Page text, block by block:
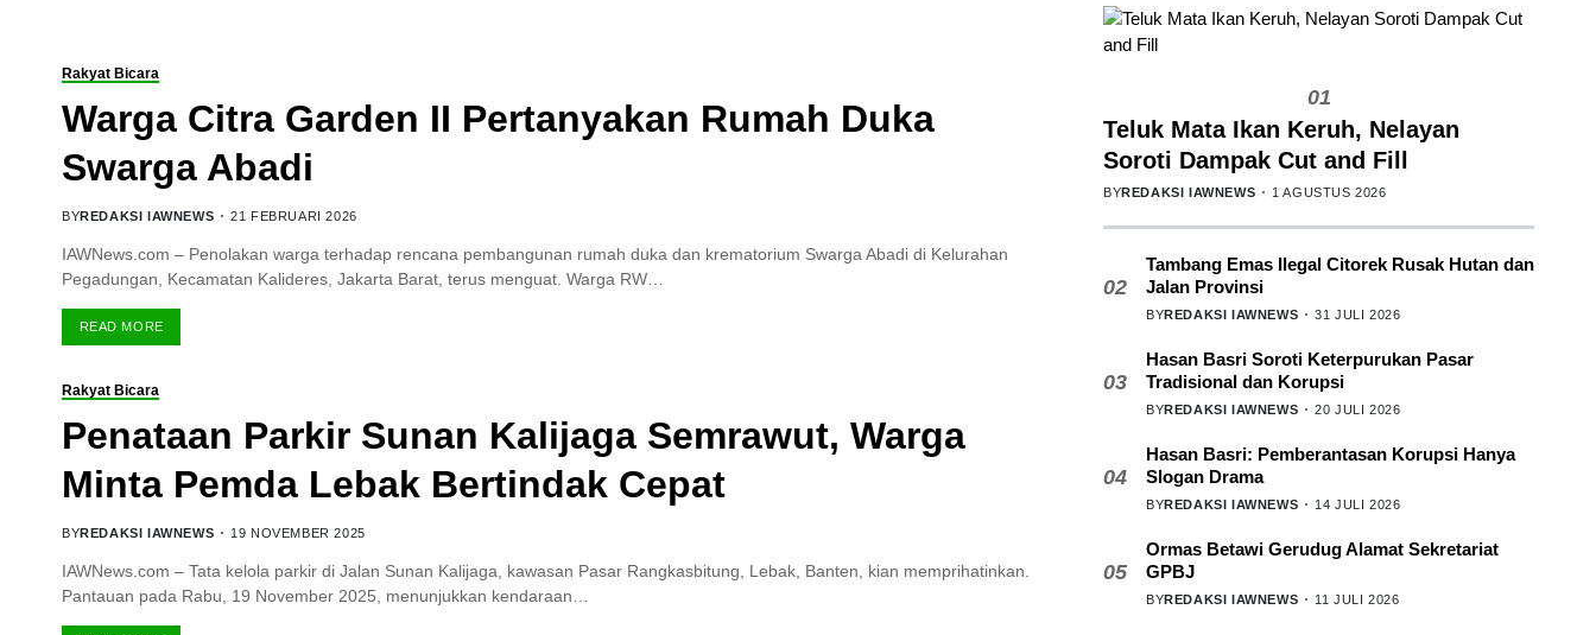
Rakyat Bicara
Warga Citra Garden II Pertanyakan Rumah Duka
Swarga Abadi
BYREDAKSI IAWNEWS 21 FEBRUARI 2026
IAWNews.com – Penolakan warga terhadap rencana pembangunan rumah duka dan krematorium Swarga Abadi di Kelurahan
Pegadungan, Kecamatan Kalideres, Jakarta Barat, terus menguat. Warga RW…
READ MORE
Rakyat Bicara
Penataan Parkir Sunan Kalijaga Semrawut, Warga
Minta Pemda Lebak Bertindak Cepat
BYREDAKSI IAWNEWS 19 NOVEMBER 2025
IAWNews.com – Tata kelola parkir di Jalan Sunan Kalijaga, kawasan Pasar Rangkasbitung, Lebak, Banten, kian memprihatinkan.
Pantauan pada Rabu, 19 November 2025, menunjukkan kendaraan…
01
Teluk Mata Ikan Keruh, Nelayan
Soroti Dampak Cut and Fill
BYREDAKSI IAWNEWS 1 AGUSTUS 2026
02
Tambang Emas Ilegal Citorek Rusak Hutan dan
Jalan Provinsi
BYREDAKSI IAWNEWS 31 JULI 2026
03
Hasan Basri Soroti Keterpurukan Pasar
Tradisional dan Korupsi
BYREDAKSI IAWNEWS 20 JULI 2026
04
Hasan Basri: Pemberantasan Korupsi Hanya
Slogan Drama
BYREDAKSI IAWNEWS 14 JULI 2026
05
Ormas Betawi Gerudug Alamat Sekretariat
GPBJ
BYREDAKSI IAWNEWS 11 JULI 2026